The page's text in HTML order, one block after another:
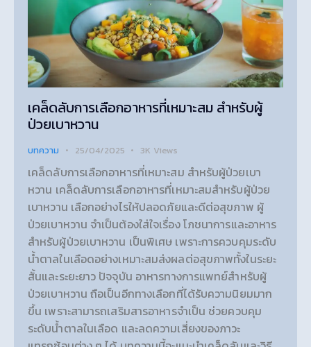
เคล็ดลับการเลือกอาหารที่เหมาะสม สำหรับผู้
ป่วยเบาหวาน
บทความ 25/04/2025 3K Views
เคล็ดลับการเลือกอาหารที่เหมาะสม สำหรับผู้ป่วยเบา
หวาน เคล็ดลับการเลือกอาหารที่เหมาะสมสำหรับผู้ป่วย
เบาหวาน เลือกอย่างไรให้ปลอดภัยและดีต่อสุขภาพ ผู้
ป่วยเบาหวาน จำเป็นต้องใส่ใจเรื่อง โภชนาการและอาหาร
สำหรับผู้ป่วยเบาหวาน เป็นพิเศษ เพราะการควบคุมระดับ
น้ำตาลในเลือดอย่างเหมาะสมส่งผลต่อสุขภาพทั้งในระยะ
สั้นและระยะยาว ปัจจุบัน อาหารทางการแพทย์สำหรับผู้
ป่วยเบาหวาน ถือเป็นอีกทางเลือกที่ได้รับความนิยมมาก
ขึ้น เพราะสามารถเสริมสารอาหารจำเป็น ช่วยควบคุม
ระดับน้ำตาลในเลือด และลดความเสี่ยงของภาวะ